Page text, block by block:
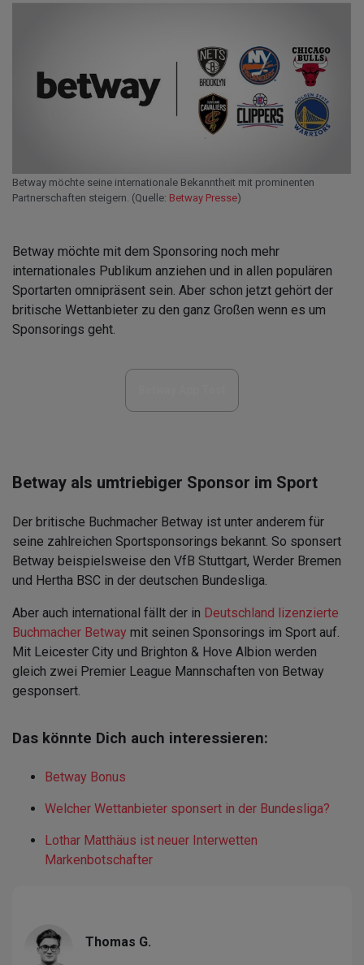
Betway möchte seine internationale Bekanntheit mit prominenten
Partnerschaften steigern. (Quelle: Betway Presse)
Betway möchte mit dem Sponsoring noch mehr
internationales Publikum anziehen und in allen populären
Sportarten omnipräsent sein. Aber schon jetzt gehört der
britische Wettanbieter zu den ganz Großen wenn es um
Sponsorings geht.
Betway als umtriebiger Sponsor im Sport
Der britische Buchmacher Betway ist unter anderem für
seine zahlreichen Sportsponsorings bekannt. So sponsert
Betway beispielsweise den VfB Stuttgart, Werder Bremen
und Hertha BSC in der deutschen Bundesliga.
Aber auch international fällt der in Deutschland lizenzierte
Buchmacher Betway mit seinen Sponsorings im Sport auf.
Mit Leicester City und Brighton & Hove Albion werden
gleich zwei Premier League Mannschaften von Betway
gesponsert.
Das könnte Dich auch interessieren:
Betway Bonus
Welcher Wettanbieter sponsert in der Bundesliga?
Lothar Matthäus ist neuer Interwetten
Markenbotschafter
Thomas G.